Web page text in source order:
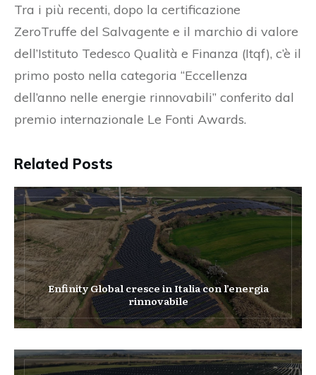
Tra i più recenti, dopo la certificazione
ZeroTruffe del Salvagente e il marchio di valore
dell’Istituto Tedesco Qualità e Finanza (Itqf), c’è il
primo posto nella categoria “Eccellenza
dell’anno nelle energie rinnovabili” conferito dal
premio internazionale Le Fonti Awards.
Related Posts
Enfinity Global cresce in Italia con l’energia
rinnovabile